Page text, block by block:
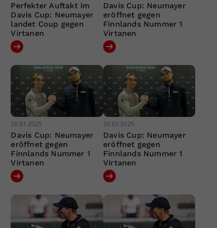
Perfekter Auftakt im
Davis Cup: Neumayer
landet Coup gegen
Virtanen
Davis Cup: Neumayer
eröffnet gegen
Finnlands Nummer 1
Virtanen
30.01.2025
Davis Cup: Neumayer
eröffnet gegen
Finnlands Nummer 1
Virtanen
30.01.2025
Davis Cup: Neumayer
eröffnet gegen
Finnlands Nummer 1
Virtanen